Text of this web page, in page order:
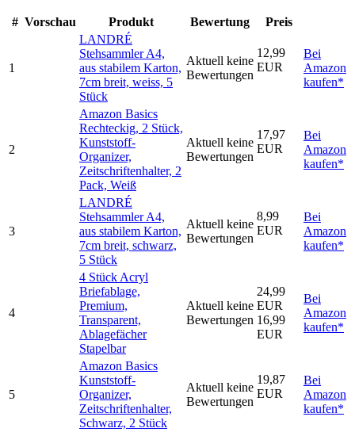
# Vorschau Produkt Bewertung Preis
1
LANDRÉ
Stehsammler A4,
aus stabilem Karton,
7cm breit, weiss, 5
Stück
Aktuell keine
Bewertungen
12,99
EUR
Bei
Amazon
kaufen*
2
Amazon Basics
Rechteckig, 2 Stück,
Kunststoff-
Organizer,
Zeitschriftenhalter, 2
Pack, Weiß
Aktuell keine
Bewertungen
17,97
EUR
Bei
Amazon
kaufen*
3
LANDRÉ
Stehsammler A4,
aus stabilem Karton,
7cm breit, schwarz,
5 Stück
Aktuell keine
Bewertungen
8,99
EUR
Bei
Amazon
kaufen*
4
4 Stück Acryl
Briefablage,
Premium,
Transparent,
Ablagefächer
Stapelbar
Aktuell keine
Bewertungen
24,99
EUR
16,99
EUR
Bei
Amazon
kaufen*
5
Amazon Basics
Kunststoff-
Organizer,
Zeitschriftenhalter,
Schwarz, 2 Stück
Aktuell keine
Bewertungen
19,87
EUR
Bei
Amazon
kaufen*